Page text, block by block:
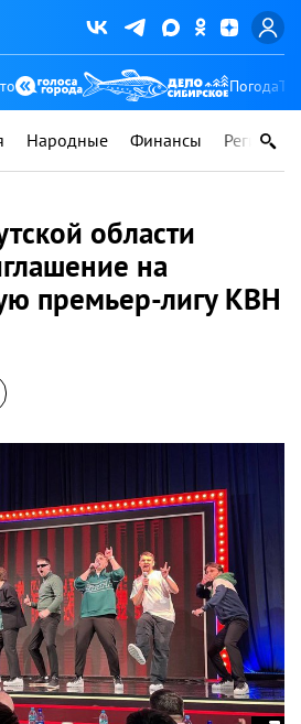
Погода
Народные Финансы Регионы
области
на
премьер-лигу КВН